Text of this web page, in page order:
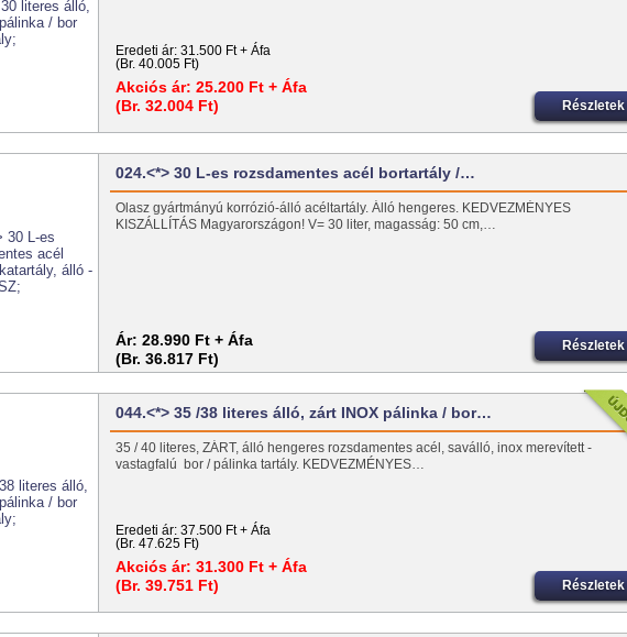
Eredeti ár: 31.500 Ft + Áfa
(Br. 40.005 Ft)
Akciós ár: 25.200 Ft + Áfa
(Br. 32.004 Ft)
Részletek
024.<*> 30 L-es rozsdamentes acél bortartály /…
Olasz gyártmányú korrózió-álló acéltartály. Álló hengeres. KEDVEZMÉNYES
KISZÁLLÍTÁS Magyarországon! V= 30 liter, magasság: 50 cm,…
Ár: 28.990 Ft + Áfa
(Br. 36.817 Ft)
Részletek
044.<*> 35 /38 literes álló, zárt INOX pálinka / bor…
35 / 40 literes, ZÁRT, álló hengeres rozsdamentes acél, saválló, inox merevített -
vastagfalú bor / pálinka tartály. KEDVEZMÉNYES…
Eredeti ár: 37.500 Ft + Áfa
(Br. 47.625 Ft)
Akciós ár: 31.300 Ft + Áfa
(Br. 39.751 Ft)
Részletek